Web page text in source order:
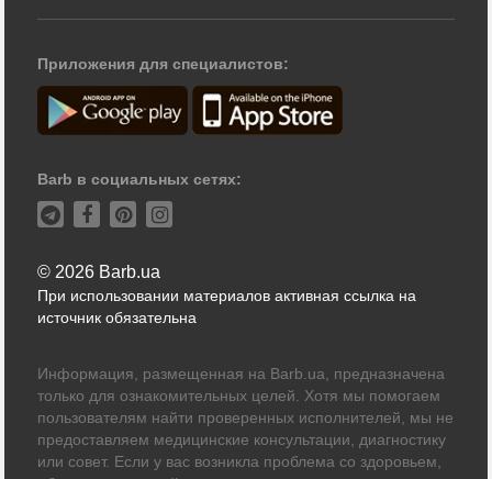
Приложения для специалистов:
Barb в социальных сетях:
© 2026 Barb.ua
При использовании материалов активная ссылка на
источник обязательна
Информация, размещенная на Barb.ua, предназначена
только для ознакомительных целей. Хотя мы помогаем
пользователям найти проверенных исполнителей, мы не
предоставляем медицинские консультации, диагностику
или совет. Если у вас возникла проблема со здоровьем,